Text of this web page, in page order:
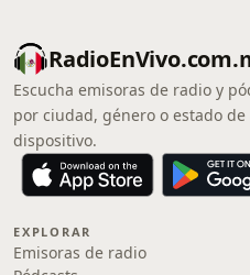
Escucha emisoras de radio y
por ciudad, género o estado
dispositivo.
EXPLORAR
Emisoras de radio